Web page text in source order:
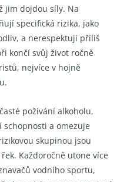
jim dojdou síly. Na
specifická rizika, jako
a nerespektují příliš
končí svůj život ročně
nejvíce v hojně
požívání alkoholu,
schopnosti a omezuje
skupinou jsou
Každoročně utone více
vodního sportu,